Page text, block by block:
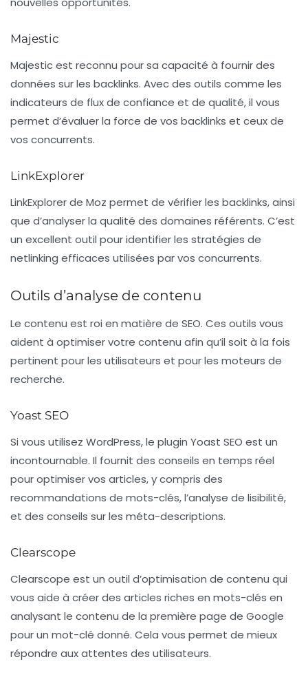
Majestic
Majesticest reconnu pour sa capacité à fournir des
données sur les backlinks. Avec des outils comme les
indicateurs de flux de confiance et de qualité, il vous
permet d’évaluer la force de vos backlinks et ceux de
vos concurrents.
LinkExplorer
LinkExplorerde Moz permet de vérifier les backlinks, ainsi
que d’analyser la qualité des domaines référents. C’est
un excellent outil pour identifier les stratégies de
netlinking efficaces utilisées par vos concurrents.
Outils d’analyse de contenu
Le contenu est roi en matière de SEO. Ces outils vous
aident à optimiser votre contenu afin qu’il soit à la fois
pertinent pour les utilisateurs et pour les moteurs de
recherche.
Yoast SEO
Si vous utilisez WordPress, le plugin Yoast SEO est un
incontournable. Il fournit des conseils en temps réel
pour optimiser vos articles, y compris des
recommandations de mots-clés, l’analyse de lisibilité,
et des conseils sur les méta-descriptions.
Clearscope
Clearscope est un outil d’optimisation de contenu qui
vous aide à créer des articles riches en mots-clés en
analysant le contenu de la première page de Google
pour un mot-clé donné. Cela vous permet de mieux
répondre aux attentes des utilisateurs.